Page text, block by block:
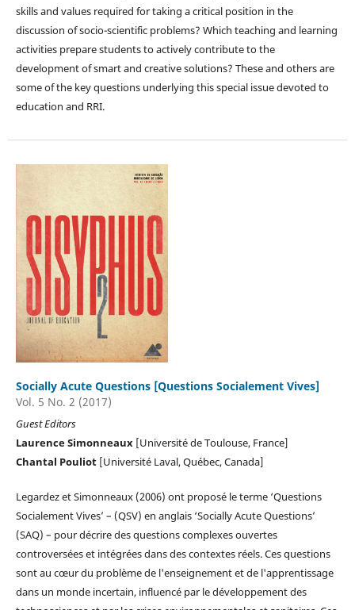
skills and values required for taking a critical position in the
discussion of socio-scientific problems? Which teaching and learning
activities prepare students to actively contribute to the
development of smart and creative solutions? These and others are
some of the key questions underlying this special issue devoted to
education and RRI.
Socially Acute Questions [Questions Socialement Vives]
Vol. 5 No. 2 (2017)
Guest Editors
Laurence Simonneaux [Université de Toulouse, France]
Chantal Pouliot [Université Laval, Québec, Canada]
Legardez et Simonneaux (2006) ont proposé le terme ‘Questions
Socialement Vives’ – (QSV) en anglais ‘Socially Acute Questions’
(SAQ) – pour décrire des questions complexes ouvertes
controversées et intégrées dans des contextes réels. Ces questions
sont au cœur du problème de l'enseignement et de l'apprentissage
dans un monde incertain, influencé par le développement des